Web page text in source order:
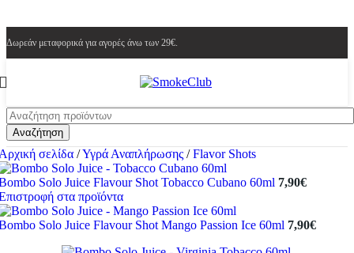
Δωρεάν μεταφορικά για αγορές άνω των 29€.
Αναζήτηση
σελίδα /Υγρά Αναπλήρωσης / Flavor Shots
Solo Juice Flavour Shot Tobacco Cubano 60ml 7,90€
στα προϊόντα
Solo Juice Flavour Shot Mango Passion Ice 60ml 7,90€